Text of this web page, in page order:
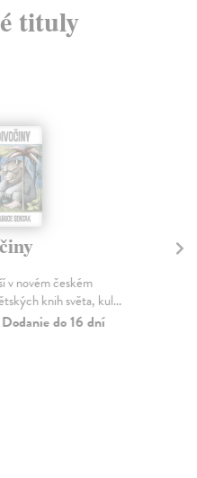
tituly
v novém českém
knih světa, kul...
do 16 dní